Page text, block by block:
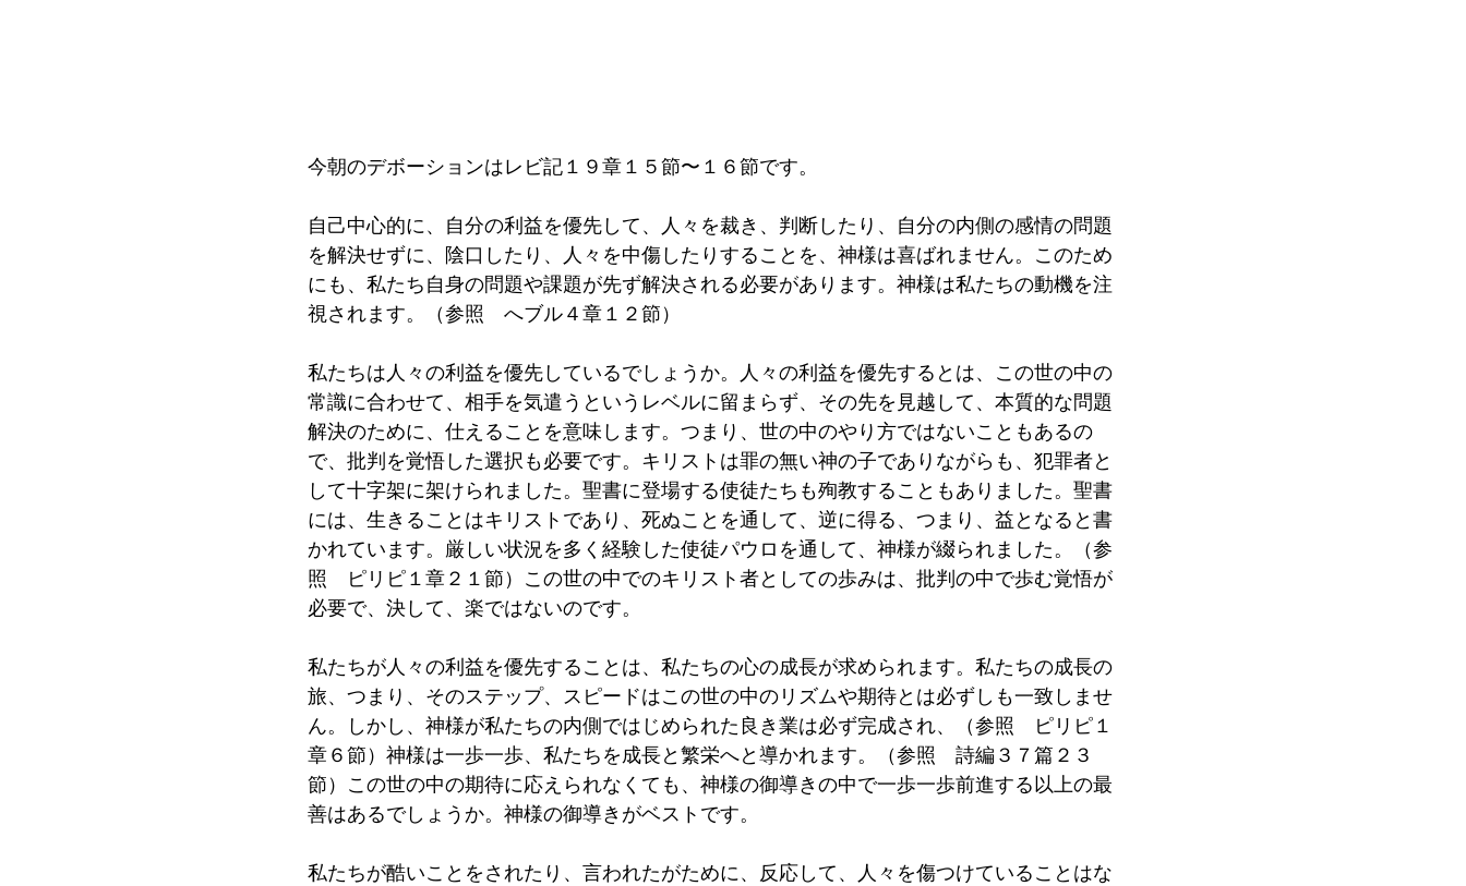
今朝のデボーションはレビ記１９章１５節〜１６節です。
自己中心的に、自分の利益を優先して、人々を裁き、判断したり、自分の内側の感情の問題
を解決せずに、陰口したり、人々を中傷したりすることを、神様は喜ばれません。このため
にも、私たち自身の問題や課題が先ず解決される必要があります。神様は私たちの動機を注
視されます。（参照　へブル４章１２節）
私たちは人々の利益を優先しているでしょうか。人々の利益を優先するとは、この世の中の
常識に合わせて、相手を気遣うというレベルに留まらず、その先を見越して、本質的な問題
解決のために、仕えることを意味します。つまり、世の中のやり方ではないこともあるの
で、批判を覚悟した選択も必要です。キリストは罪の無い神の子でありながらも、犯罪者と
して十字架に架けられました。聖書に登場する使徒たちも殉教することもありました。聖書
には、生きることはキリストであり、死ぬことを通して、逆に得る、つまり、益となると書
かれています。厳しい状況を多く経験した使徒パウロを通して、神様が綴られました。（参
照　ピリピ１章２１節）この世の中でのキリスト者としての歩みは、批判の中で歩む覚悟が
必要で、決して、楽ではないのです。
私たちが人々の利益を優先することは、私たちの心の成長が求められます。私たちの成長の
旅、つまり、そのステップ、スピードはこの世の中のリズムや期待とは必ずしも一致しませ
ん。しかし、神様が私たちの内側ではじめられた良き業は必ず完成され、（参照　ピリピ１
章６節）神様は一歩一歩、私たちを成長と繁栄へと導かれます。（参照　詩編３７篇２３
節）この世の中の期待に応えられなくても、神様の御導きの中で一歩一歩前進する以上の最
善はあるでしょうか。神様の御導きがベストです。
私たちが酷いことをされたり、言われたがために、反応して、人々を傷つけていることはな